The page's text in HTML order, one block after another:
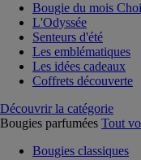
Bougie du mois
L'Odyssée
Senteurs d'été
Les emblématiques
Les idées cadeaux
Coffrets découverte
Découvrir la catégorie
Bougies parfumées Tout
Bougies classiques